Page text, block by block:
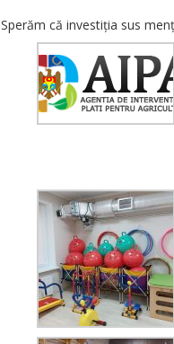
Sperăm că investiția sus